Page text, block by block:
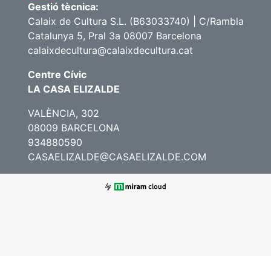
Gestió tècnica:
Calaix de Cultura S.L. (B63033740) | C/Rambla
Catalunya 5, Pral 3a 08007 Barcelona
calaixdecultura@calaixdecultura.cat
Centre Cívic
LA CASA ELIZALDE
VALÈNCIA, 302
08009 BARCELONA
934880590
CASAELIZALDE@CASAELIZALDE.COM